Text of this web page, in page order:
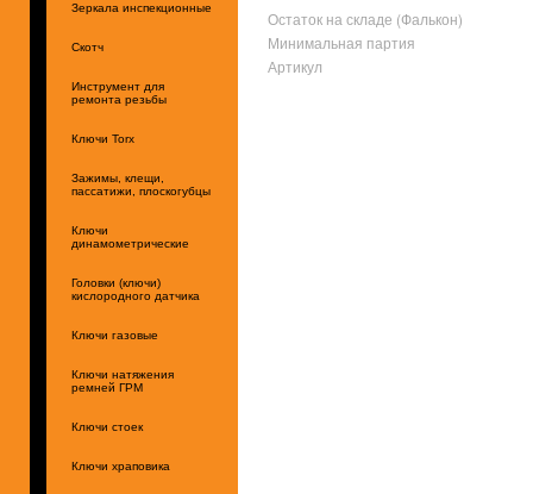
Зеркала инспекционные
Скотч
Инструмент для
ремонта резьбы
Ключи Torx
Зажимы, клещи,
пассатижи, плоскогубцы
Ключи
динамометрические
Головки (ключи)
кислородного датчика
Ключи газовые
Ключи натяжения
ремней ГРМ
Ключи стоек
Ключи храповика
Остаток на складе (Фалькон)
Минимальная партия
Артикул